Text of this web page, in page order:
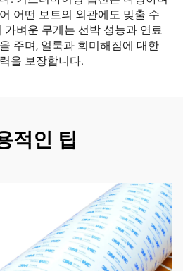
어떤 보트의 외관에도 맞출 수
가벼운 무게는 선박 성능과 연료
주며, 얼룩과 희미해짐에 대한
을 보장합니다.
적인 팁